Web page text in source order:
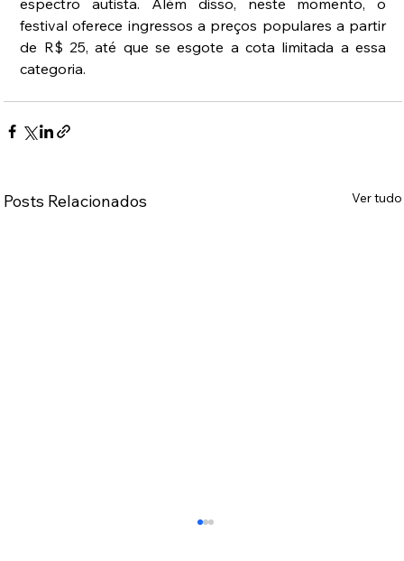
festival oferece ingressos a preços populares a partir
de R$ 25, até que se esgote a cota limitada a essa
categoria.
Posts Relacionados Ver tudo